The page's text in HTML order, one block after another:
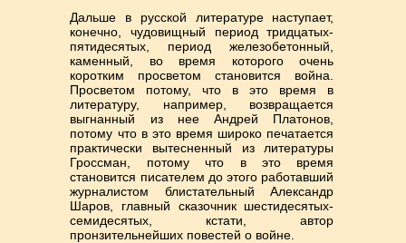
Дальше в русской литературе наступает,
конечно, чудовищный период тридцатых-
пятидесятых, период железобетонный,
каменный, во время которого очень
коротким просветом становится война.
Просветом потому, что в это время в
литературу, например, возвращается
выгнанный из нее Андрей Платонов,
потому что в это время широко печатается
практически вытесненный из литературы
Гроссман, потому что в это время
становится писателем до этого работавший
журналистом блистательный Александр
Шаров, главный сказочник шестидесятых-
семидесятых, кстати, автор
пронзительнейших повестей о войне.